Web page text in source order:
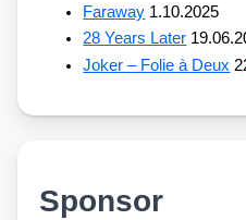
Faraway 1.10.2025
28 Years Later
Joker – Folie à Deux
Sponsor